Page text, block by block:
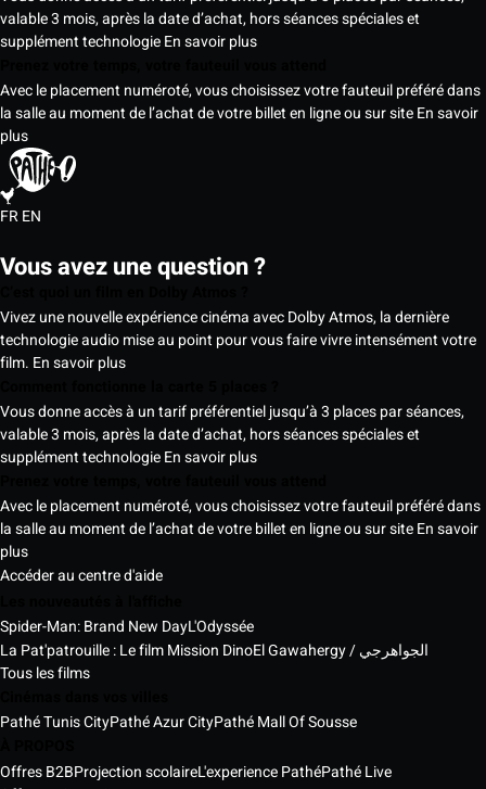
valable 3 mois, après la date d’achat, hors séances spéciales et
supplément technologieEn savoir plus
Avec le placement numéroté, vous choisissez votre fauteuil préféré dans
la salle au moment de l’achat de votre billet en ligne ou sur siteEn savoir
plus
FREN
Vous avez une question ?
Vivez une nouvelle expérience cinéma avec Dolby Atmos, la dernière
technologie audio mise au point pour vous faire vivre intensément votre
film. En savoir plus
Vous donne accès à un tarif préférentiel jusqu’à 3 places par séances,
valable 3 mois, après la date d’achat, hors séances spéciales et
supplément technologieEn savoir plus
Avec le placement numéroté, vous choisissez votre fauteuil préféré dans
la salle au moment de l’achat de votre billet en ligne ou sur siteEn savoir
plus
Accéder au centre d'aide
Spider-Man: Brand New DayL'Odyssée
La Pat'patrouille : Le film Mission Dino
El Gawahergy / الجواهرجي
Tous les films
Pathé Tunis CityPathé Azur CityPathé Mall Of Sousse
Offres B2BProjection scolaireL'experience PathéPathé Live